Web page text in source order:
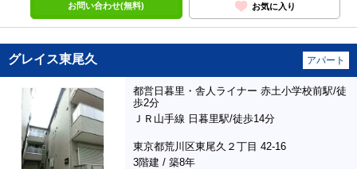
お問い合わせ(無料) お気に入り
グレイス東尾久 アパート
都営日暮里・舎人ライナー 赤土小学校前駅/徒
歩2分
ＪＲ山手線 日暮里駅/徒歩14分
東京都荒川区東尾久２丁目 42-16
3階建 / 築8年